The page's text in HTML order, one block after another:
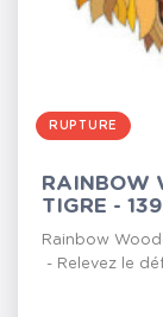
RUPTURE
RAINBOW
TIGRE -
Rainbow
- Relevez le